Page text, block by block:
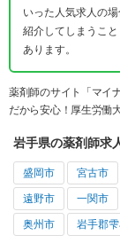
いった人気求人の
紹介してしまうこ
あります。
薬剤師のサイト「マイ
だから安心！厚生労働
岩手県の薬剤師求
盛岡市 宮古市
遠野市 一関市
奥州市 岩手郡